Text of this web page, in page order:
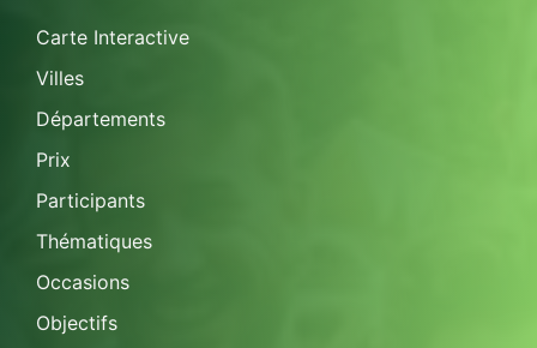
Carte Interactive
Villes
Départements
Prix
Participants
Thématiques
Occasions
Objectifs